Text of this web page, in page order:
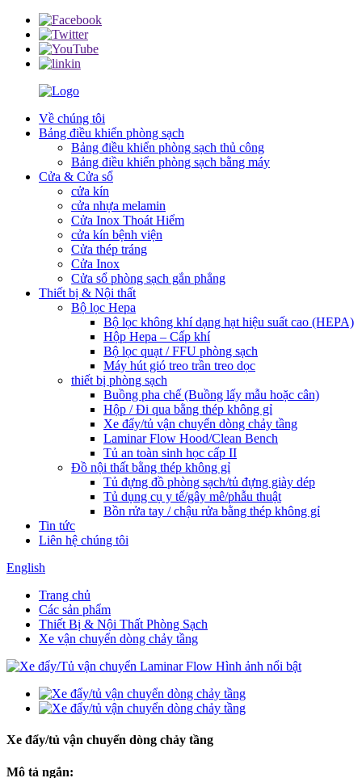
Về chúng tôi
Bảng điều khiển phòng sạch
Bảng điều khiển phòng sạch thủ công
Bảng điều khiển phòng sạch bằng máy
Cửa & Cửa sổ
cửa kín
cửa nhựa melamin
Cửa Inox Thoát Hiểm
cửa kín bệnh viện
Cửa thép tráng
Cửa Inox
Cửa sổ phòng sạch gắn phẳng
Thiết bị & Nội thất
Bộ lọc Hepa
Bộ lọc không khí dạng hạt hiệu suất cao (HEPA)
Hộp Hepa – Cấp khí
Bộ lọc quạt / FFU phòng sạch
Máy hút gió treo trần treo dọc
thiết bị phòng sạch
Buồng pha chế (Buồng lấy mẫu hoặc cân)
Hộp / Đi qua bằng thép không gỉ
Xe đẩy/tủ vận chuyển dòng chảy tầng
Laminar Flow Hood/Clean Bench
Tủ an toàn sinh học cấp II
Đồ nội thất bằng thép không gỉ
Tủ đựng đồ phòng sạch/tủ đựng giày dép
Tủ dụng cụ y tế/gây mê/phẫu thuật
Bồn rửa tay / chậu rửa bằng thép không gỉ
Tin tức
Liên hệ chúng tôi
English
Trang chủ
Các sản phẩm
Thiết Bị & Nội Thất Phòng Sạch
Xe vận chuyển dòng chảy tầng
Xe đẩy/tủ vận chuyển dòng chảy tầng
Mô tả ngắn: